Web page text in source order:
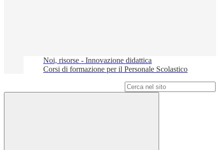
Noi, risorse - Innovazione didattica
Corsi di formazione per il Personale Scolastico